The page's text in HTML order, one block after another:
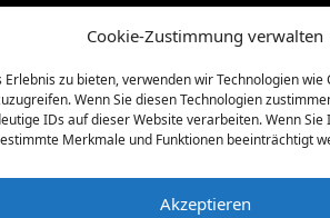
Cookie-Zustimmung verwalten
zu bieten, verwenden wir Technologien
Wenn Sie diesen Technologien
IDs auf dieser Website verarbeiten. Wenn
Merkmale und Funktionen beeinträchtigt
Akzeptieren